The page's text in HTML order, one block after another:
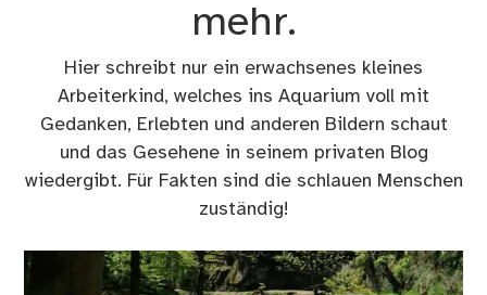
mehr.
Hier schreibt nur ein erwachsenes kleines
Arbeiterkind, welches ins Aquarium voll mit
Gedanken, Erlebten und anderen Bildern schaut
und das Gesehene in seinem privaten Blog
wiedergibt. Für Fakten sind die schlauen Menschen
zuständig!